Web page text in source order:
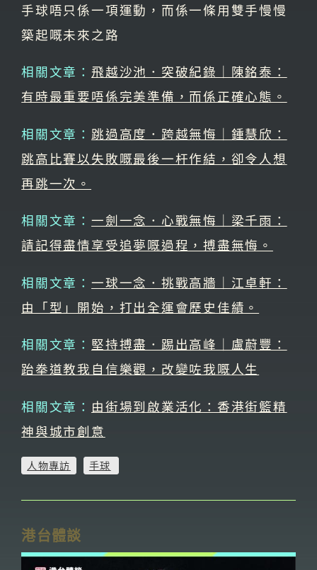
手球唔只係一項運動，而係一條用雙手慢慢
築起嘅未來之路
相關文章：飛越沙池．突破紀錄｜陳銘泰：
有時最重要唔係完美準備，而係正確心態。
相關文章： 跳過高度．跨越無悔｜鍾慧欣：
跳高比賽以失敗嘅最後一杆作結，卻令人想
再跳一次。
相關文章：一劍一念．心戰無悔｜梁千雨：
請記得盡情享受追夢嘅過程，搏盡無悔。
相關文章：一球一念．挑戰高牆｜江卓軒：
由「型」開始，打出全運會歷史佳績。
相關文章： 堅持搏盡．踢出高峰｜盧蔚豐：
跆拳道教我自信樂觀，改變咗我嘅人生
相關文章： 由街場到啟業活化：香港街籃精
神與城市創意
人物專訪 手球
港台體談